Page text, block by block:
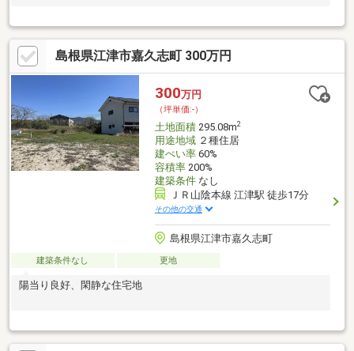
島根県江津市嘉久志町 300万円
300万円
（坪単価:-）
土地面積295.08m2
用途地域２種住居
建ぺい率60%
容積率200%
建築条件なし
ＪＲ山陰本線 江津駅 徒歩17分
その他の交通
島根県江津市嘉久志町
建築条件なし 更地
陽当り良好、閑静な住宅地